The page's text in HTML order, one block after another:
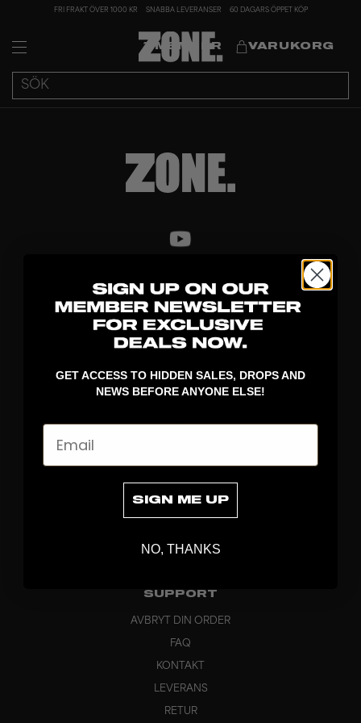
FRI FRAKT ÖVER 1000 KR SNABBA LEVERANSER 60 DAGARS ÖPPET KÖP
MEMBER VARUKORG
UPPTÄCK
KLUBBOR
BLAD
KLÄDER
GREPP
OM OSS
HUVUDKONTOR
SUPPORT
AVBRYT DIN ORDER
FAQ
KONTAKT
LEVERANS
RETUR
GET ACCESS TO HIDDEN SALES, DROPS AND
NEWS BEFORE ANYONE ELSE!
Email
SIGN ME UP
NO, THANKS